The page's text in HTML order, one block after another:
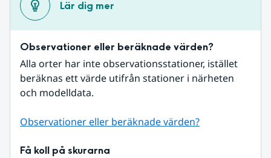
Lär dig mer
Observationer eller beräknade värden?
Alla orter har inte observationsstationer, istället
beräknas ett värde utifrån stationer i närheten
och modelldata.
Observationer eller beräknade värden?
Få koll på skurarna